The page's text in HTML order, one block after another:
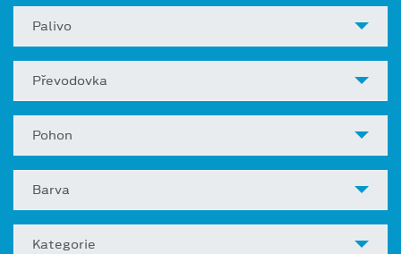
Palivo
Převodovka
Pohon
Barva
Kategorie